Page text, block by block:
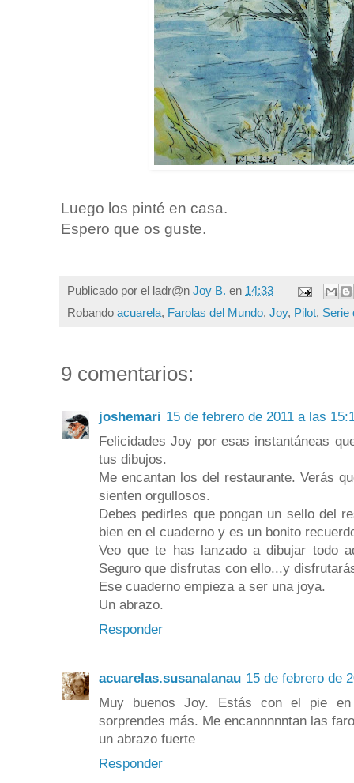
Luego los pinté en casa.
Espero que os guste.
Publicado por el ladr@n Joy B. en 14:33
Robando acuarela, Farolas del Mundo, Joy, Pilot, Serie
9 comentarios:
joshemari 15 de febrero de 2011 a las
Felicidades Joy por esas instantáneas
tus dibujos.
Me encantan los del restaurante. Verás
sienten orgullosos.
Debes pedirles que pongan un sello del
bien en el cuaderno y es un bonito
Veo que te has lanzado a dibujar todo
Seguro que disfrutas con ello...y
Ese cuaderno empieza a ser una joya.
Un abrazo.
Responder
acuarelas.susanalanau 15 de febrero de
Muy buenos Joy. Estás con el pie
sorprendes más. Me encannnnntan las
un abrazo fuerte
Responder